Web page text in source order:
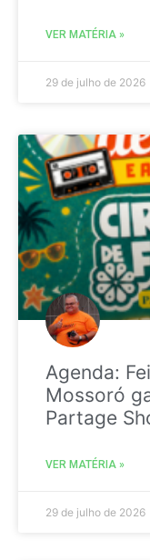
VER MATÉRIA »
29 de julho de 2026
Agenda:
Mossoró
Partage
VER MATÉRIA »
29 de julho de 2026